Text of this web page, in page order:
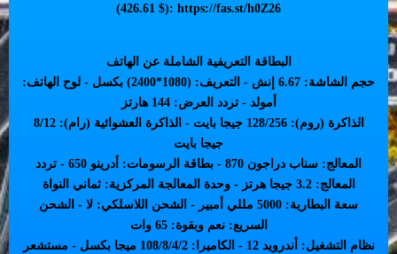
(426.61 $): https://fas.st/h0Z26
البطاقة التعريفية الشاملة عن الهاتف
حجم الشاشة: 6.67 إنش - التعريف: (1080*2400) بكسل - لوح الهاتف:
أمولد - تردد العرض: 144 هارتز
الذاكرة (روم): 128/256 جيجا بايت - الذاكرة العشوائية (رام): 8/12
جيجا بايت
المعالج: سناب دراجون 870 - بطاقة الرسومات: أدرينو 650 - تردد
المعالج: 3.2 جيجا هرتز - وحدة المعالجة المركزية: ثماني النواة
سعة البطارية: 5000 مللي أمبير - الشحن اللاسلكي: لا - الشحن
السريع: نعم وبقوة: 65 وات
نظام التشغيل: أندرويد 12 - الكاميرا: 108/8/4/2 ميجا بكسل - مستشعر